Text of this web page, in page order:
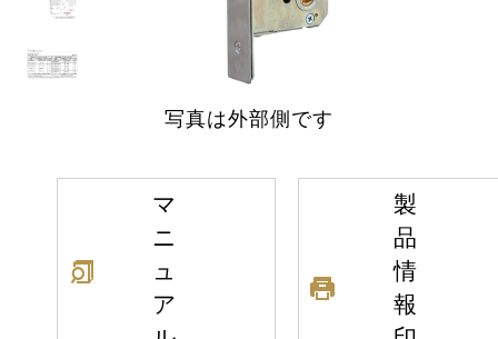
写真は外部側です
マ
ニ
ュ
ア
製
品
情
報